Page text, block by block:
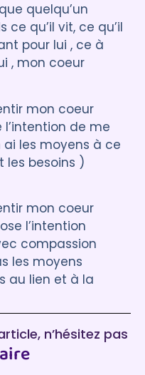
quelqu’un
ce qu’il vit, ce qu’il
pour lui , ce à
, mon coeur
mon coeur
l’intention de me
ai les moyens à ce
les besoins )
mon coeur
l’intention
compassion
les moyens
au lien et à la
n’hésitez pas
:)